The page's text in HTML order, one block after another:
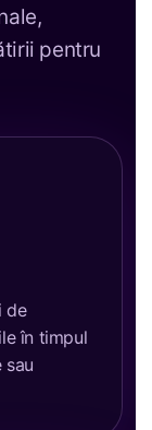
pentru
de
în timpul
sau